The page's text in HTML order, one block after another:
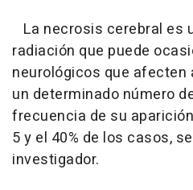
La necrosis cerebral es
radiación que puede
neurológicos que afecten
un determinado número
frecuencia de su
5 y el 40% de los casos,
investigador.